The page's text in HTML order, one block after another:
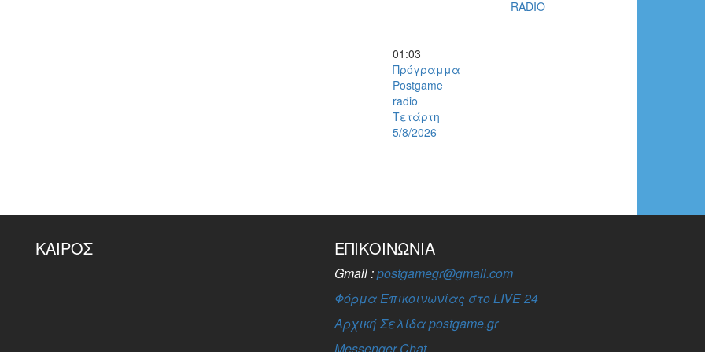
RADIO
01:03
Πρόγραμμα
Postgame
radio
Τετάρτη
5/8/2026
ΚΑΙΡΌΣ ΕΠΙΚΟΙΝΩΝΊΑ
Gmail :postgamegr@gmail.com
Φόρμα Επικοινωνίας στο LIVE 24
Αρχική Σελίδα postgame.gr
Messenger Chat